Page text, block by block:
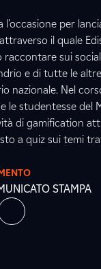
per
attraverso il quale
sui
e di tutte le
nazionale. Nel
le studentesse del
di gamification
a quiz sui temi
STAMPA